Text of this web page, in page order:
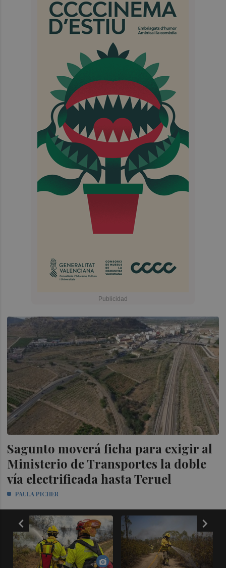
Sagunto moverá ficha para exigir al
Ministerio de Transportes la doble
vía electrificada hasta Teruel
PAULA PICHER
chevron_left chevron_right